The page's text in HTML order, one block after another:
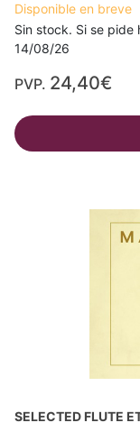
Disponible en breve
Sin stock. Si se pide
14/08/26
PVP. 24,40€
SELECTED FLUTE